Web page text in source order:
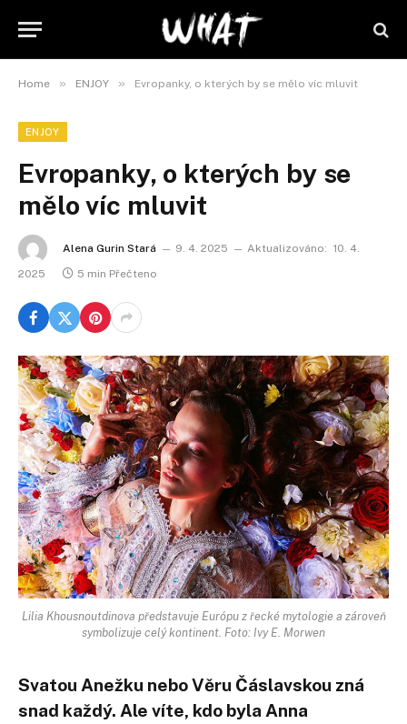
Home » ENJOY » Evropanky, o kterých by se mělo víc mluvit
ENJOY
Evropanky, o kterých by se
mělo víc mluvit
Alena Gurin Stará 9. 4. 2025 Aktualizováno: 10. 4.
2025
5 min Přečteno
Lilia Khousnoutdinova představuje Európu z řecké mytologie a zároveň
symbolizuje celý kontinent. Foto: Ivy E. Morwen
Svatou Anežku nebo Věru Čáslavskou zná
snad každý. Ale víte, kdo byla Anna